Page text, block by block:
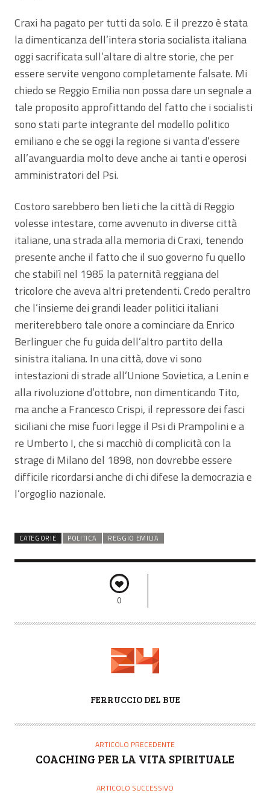
Craxi ha pagato per tutti da solo. E il prezzo è stata
la dimenticanza dell’intera storia socialista italiana
oggi sacrificata sull’altare di altre storie, che per
essere servite vengono completamente falsate. Mi
chiedo se Reggio Emilia non possa dare un segnale a
tale proposito approfittando del fatto che i socialisti
sono stati parte integrante del modello politico
emiliano e che se oggi la regione si vanta d’essere
all’avanguardia molto deve anche ai tanti e operosi
amministratori del Psi.
Costoro sarebbero ben lieti che la città di Reggio
volesse intestare, come avvenuto in diverse città
italiane, una strada alla memoria di Craxi, tenendo
presente anche il fatto che il suo governo fu quello
che stabilì nel 1985 la paternità reggiana del
tricolore che aveva altri pretendenti. Credo peraltro
che l’insieme dei grandi leader politici italiani
meriterebbero tale onore a cominciare da Enrico
Berlinguer che fu guida dell’altro partito della
sinistra italiana. In una città, dove vi sono
intestazioni di strade all’Unione Sovietica, a Lenin e
alla rivoluzione d’ottobre, non dimenticando Tito,
ma anche a Francesco Crispi, il repressore dei fasci
siciliani che mise fuori legge il Psi di Prampolini e a
re Umberto I, che si macchiò di complicità con la
strage di Milano del 1898, non dovrebbe essere
difficile ricordarsi anche di chi difese la democrazia e
l’orgoglio nazionale.
CATEGORIE POLITICA REGGIO EMILIA
0
T
FERRUCCIO DEL BUE
ARTICOLO PRECEDENTE
COACHING PER LA VITA SPIRITUALE
ARTICOLO SUCCESSIVO